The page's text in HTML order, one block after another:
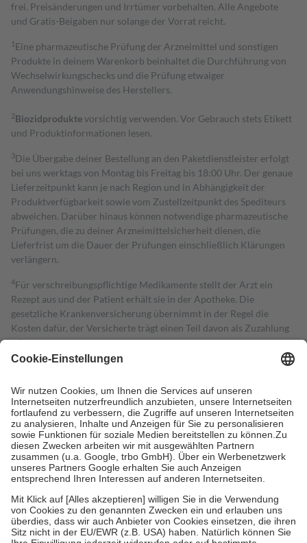
frei. Preisänderungen und Irrtümer vorbehalten. Alle Angebote
und Gratis-Beigaben nur solange der Vorrat reicht.
1 Eine pharmazeutische Prüfung der Arzneimittel und sonstigen
Produkte in deinem Warenkorb beinhaltet die Durchführung von
Wechselwirkungschecks und die Prüfung etwaiger
Anwendungshinweise des Herstellers.
2Biozidproduktevorsichtig verwenden. Vor Gebrauch stets Etikett
und Produktinformationen lesen.
3Die Übergabe deiner Bestellung an den Paketdienstleister erfolgt
bei uns werktags von Montag bis Freitag bis 18:00 Uhr. Der genaue
Lieferzeitpunkt kann je nach Region und in Abhängigkeit der
Produktverfügbarkeit sowie vom Zustellzeitpunkt des Spediteurs
abweichen. Darüber hinaus können notwendige pharmazeutische
Prüfungen, die zu deiner Arzneimittelsicherheit dienen, die
Lieferfrist um die Dauer der Prüfungen einschließlich Klärungen
verlängern.
4Für verschreibungspflichtige Medikamente stellt der Arzt ein
Rezept aus und der Patient erhält sie in der Apotheke. Die
gesetzliche Krankenversicherung übernimmt in der Regel die
Kosten dafür, der Versicherte trägt einen Teil davon als Zuzahlung
mit.
Grundsätzlich leisten Mitglieder Zuzahlungen in Höhe von zehn
höchstens zehn Euro.
Es sind jedoch nie mehr als die tatsächlichen
Kosten der Leistung zu entrichten.
Diese Regeln gelten grundsätzlich auch für Online-Apotheken.
Bei Heilmitteln und häuslicher Krankenpflege beträgt die
Zuzahlung zehn Prozent der Kosten sowie zehn Euro je
Verordnung.
Um das Engagement der Versicherten für ihre eigene Gesundheit zu
stärken und die besondere Stellung der Familie zu unterstützen,
fallenkeine Zuzahlungenan bei:
• Kindern und Jugendlichen bis zum vollendeten 18. Lebensjahr
mit Ausnahme der Fahrkosten